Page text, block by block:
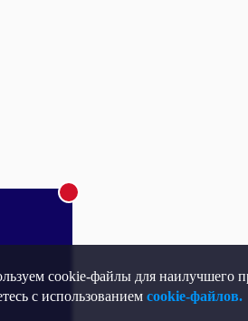
cookie-файлы для наилучшего
с использованиемcookie-файлов.